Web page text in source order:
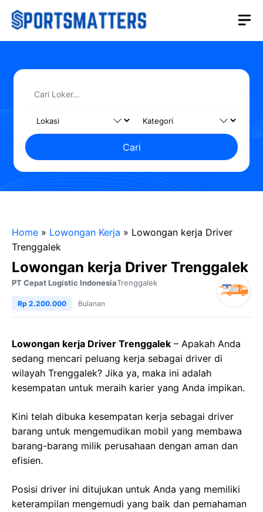
Langsung
Cari
Home » Lowongan Kerja » Lowongan kerja Driver
Trenggalek
Lowongan kerja Driver Trenggalek
PT Cepat Logistic IndonesiaTrenggalek
Rp 2.200.000 Bulanan
Lowongan kerja Driver Trenggalek – Apakah Anda
sedang mencari peluang kerja sebagai driver di
wilayah Trenggalek? Jika ya, maka ini adalah
kesempatan untuk meraih karier yang Anda impikan.
Kini telah dibuka kesempatan kerja sebagai driver
barang untuk mengemudikan mobil yang membawa
barang-barang milik perusahaan dengan aman dan
efisien.
Posisi driver ini ditujukan untuk Anda yang memiliki
keterampilan mengemudi yang baik dan pemahaman